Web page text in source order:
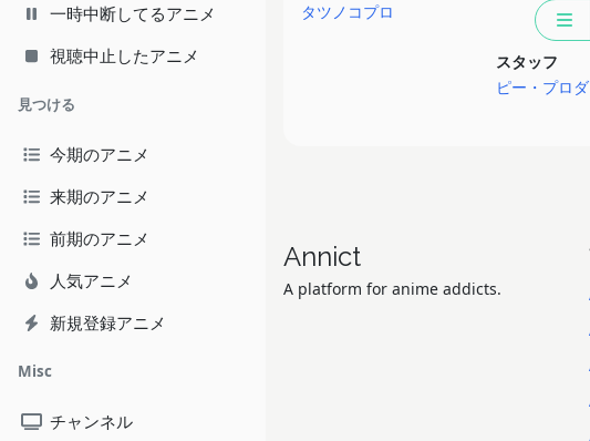
一時中断してるアニメ
視聴中止したアニメ
見つける
今期のアニメ
来期のアニメ
前期のアニメ
人気アニメ
新規登録アニメ
Misc
チャンネル
タツノコプロ
スタッフ
ピー・プロ
Annict
A platform for anime addicts.